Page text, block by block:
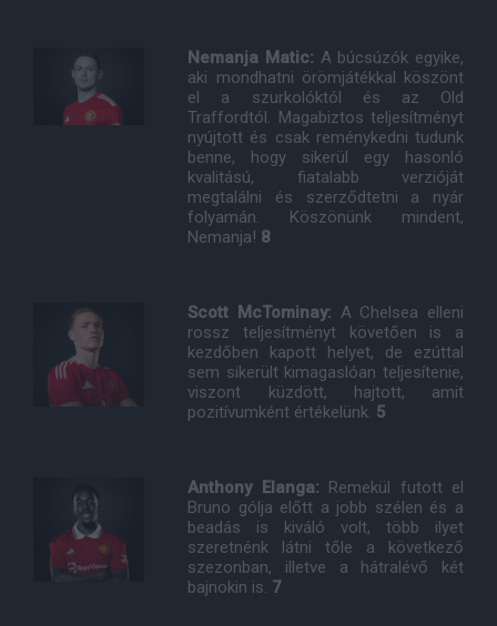
Nemanja Matic: A búcsúzók egyike,
aki mondhatni örömjátékkal köszönt
el a szurkolóktól és az Old
Traffordtól. Magabiztos teljesítményt
nyújtott és csak reménykedni tudunk
benne, hogy sikerül egy hasonló
kvalitású, fiatalabb verzióját
megtalálni és szerződtetni a nyár
folyamán. Köszönünk mindent,
Nemanja! 8
Scott McTominay: A Chelsea elleni
rossz teljesítményt követően is a
kezdőben kapott helyet, de ezúttal
sem sikerült kimagaslóan teljesítenie,
viszont küzdött, hajtott, amit
pozitívumként értékelünk. 5
Anthony Elanga: Remekül futott el
Bruno gólja előtt a jobb szélen és a
beadás is kiváló volt, több ilyet
szeretnénk látni tőle a következő
szezonban, illetve a hátralévő két
bajnokin is. 7